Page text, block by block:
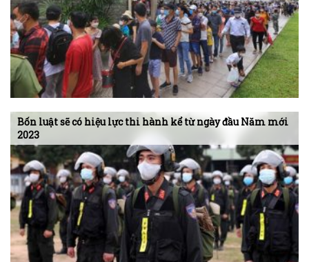
Bốn luật sẽ có hiệu lực thi hành kể từ ngày đầu Năm mới
2023